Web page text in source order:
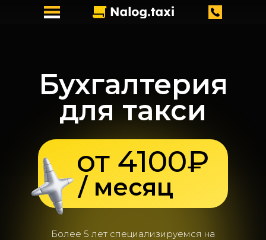
Бухгалтерия
для такси
Более 5 лет специализируемся на
от 4100₽
/ месяц